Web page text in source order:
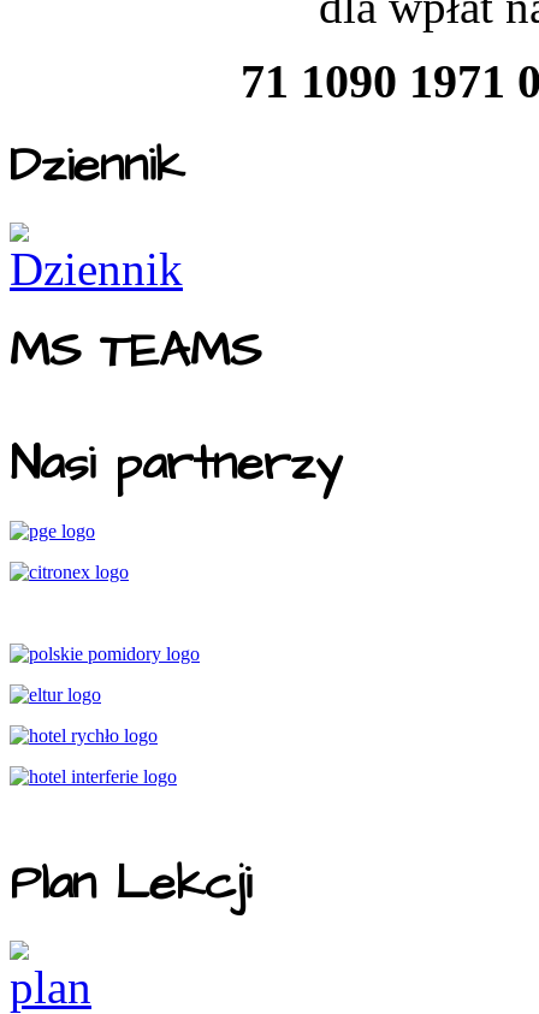
71 1090 1971
Dziennik
MS TEAMS
Nasi partnerzy
Plan Lekcji